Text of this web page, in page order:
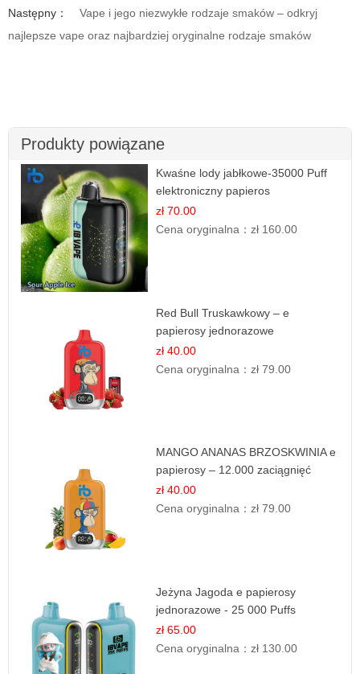
Następny：
Vape i jego niezwykłe rodzaje smaków – odkryj
najlepsze vape oraz najbardziej oryginalne rodzaje smaków
Produkty powiązane
Kwaśne lody jabłkowe-35000 Puff
elektroniczny papieros
zł 70.00
Cena oryginalna：zł 160.00
Red Bull Truskawkowy – e
papierosy jednorazowe
zł 40.00
Cena oryginalna：zł 79.00
MANGO ANANAS BRZOSKWINIA e
papierosy – 12.000 zaciągnięć
zł 40.00
Cena oryginalna：zł 79.00
Jeżyna Jagoda e papierosy
jednorazowe - 25 000 Puffs
zł 65.00
Cena oryginalna：zł 130.00